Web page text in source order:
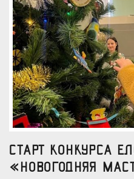
Старт конкурса
«Новогодняя